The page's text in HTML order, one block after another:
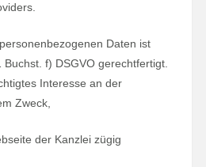
Daten ist
f) DSGVO gerechtfertigt.
Interesse an der
Zweck,
der Kanzlei zügig